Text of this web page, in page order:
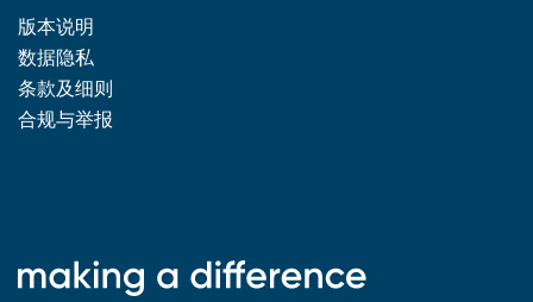
版本说明
数据隐私
条款及细则
合规与举报